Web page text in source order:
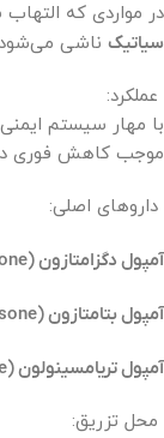
در مواردی که
سیاتیک ناشی
عملکرد:
با مهار سیستم
موجب کاهش فوری
داروهای اصلی:
آمپول دگزامتازون (Dexamethasone)
آمپول بتامتازون (Betamethasone)
آمپول تریامسینولون (Triamcinolone)
محل تزریق: